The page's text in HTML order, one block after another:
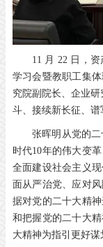
11 月 22 日，
学习会暨教职工集
究院副院长、企业
斗、接续新长征、谱
张晖明从党的
时代10年的伟大变
全面建设社会主义
面从严治党、应对
据对党的二十大精
和把握党的二十大
大精神为指引更好谋